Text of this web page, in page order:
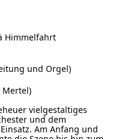
Himmelfahrt
und Orgel)
Mertel)
vielgestaltiges
und dem
Am Anfang und